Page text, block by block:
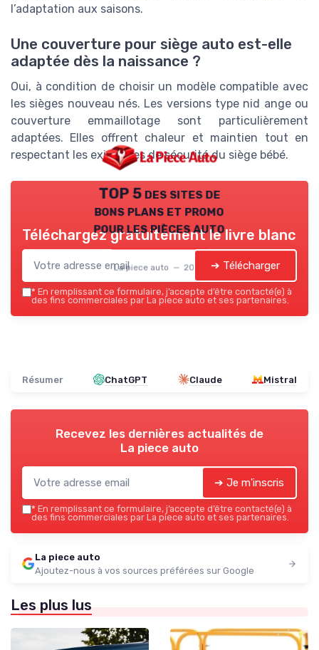
l’adaptation aux saisons.
Une couverture pour siège auto est-elle
adaptée dès la naissance ?
Oui, à condition de choisir un modèle compatible avec
les sièges nouveau nés. Les versions type nid ange ou
couverture emmaillotage sont particulièrement
adaptées. Elles offrent chaleur et maintien tout en
respectant les exigences de sécurité du siège bébé.
TOP 5 des sites de
bons plans et promo
pour les pièces auto
La piece auto — 2026
Téléchargez gratuitement le livre blanc
➔ Télécharger
* En remplissant ce formulaire, j’accepte d’être contacté(e) à
des fins commerciales par La piece auto et ses partenaires.
Résumer ChatGPT Claude Mistral
Recevez les dernières actualités de
La piece auto
➔ Je m'inscris
* En remplissant ce formulaire, j’accepte d’être contacté(e) à
des fins commerciales par La piece auto et ses partenaires.
La piece auto
Ajoutez-nous à vos sources préférées sur Google
Les plus lus